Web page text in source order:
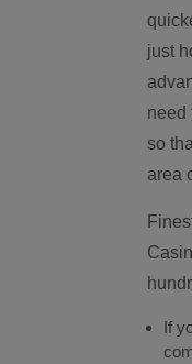
just
need
so
area
If